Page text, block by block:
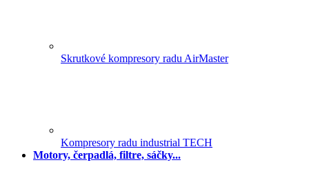
Skrutkové kompresory radu AirMaster
Kompresory radu industrial TECH
Motory, čerpadlá, filtre, sáčky...